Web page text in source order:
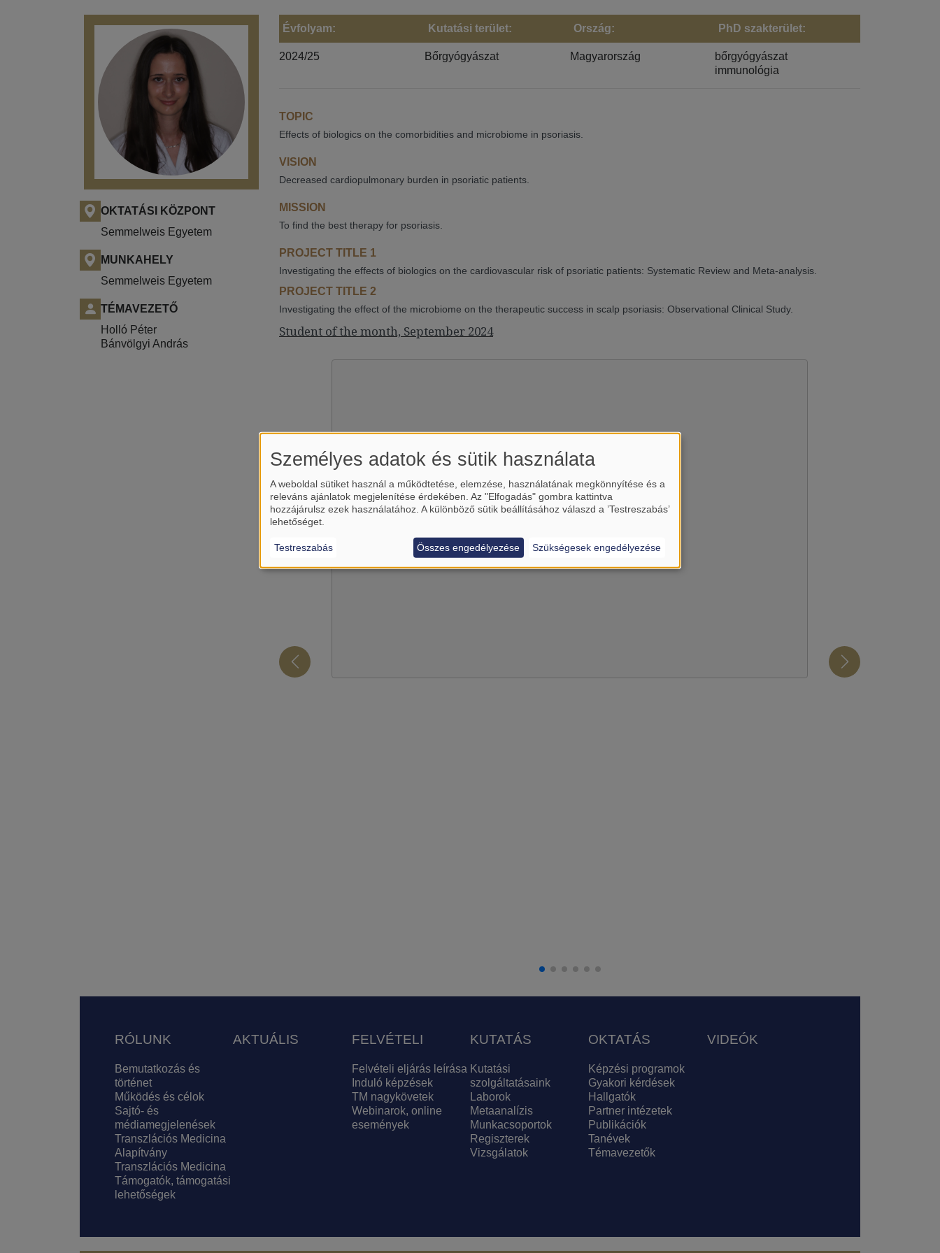
OKTATÁSI KÖZPONT
Semmelweis Egyetem
MUNKAHELY
Semmelweis Egyetem
TÉMAVEZETŐ
Holló Péter
Bánvölgyi András
Évfolyam:
2024/25
Kutatási terület:
Bőrgyógyászat
Ország:
Magyarország
PhD szakterület:
bőrgyógyászat
immunológia
TOPIC
Effects of biologics on the comorbidities and microbiome in psoriasis.
VISION
Decreased cardiopulmonary burden in psoriatic patients.
MISSION
To find the best therapy for psoriasis.
PROJECT TITLE 1
Investigating the effects of biologics on the cardiovascular risk of psoriatic patients: Systematic Review and Meta-analysis.
PROJECT TITLE 2
Investigating the effect of the microbiome on the therapeutic success in scalp psoriasis: Observational Clinical Study.
Student of the month, September 2024
Betölti a(z) YouTubekülső tartalmát?
Manage privacy settings
Lábléc
RÓLUNK
Bemutatkozás és
történet
Működés és célok
Sajtó- és
médiamegjelenések
Transzlációs Medicina
Alapítvány
Transzlációs Medicina
Támogatók, támogatási
lehetőségek
AKTUÁLIS FELVÉTELI
Felvételi eljárás leírása
Induló képzések
TM nagykövetek
Webinarok, online
események
KUTATÁS
Kutatási
szolgáltatásaink
Laborok
Metaanalízis
Munkacsoportok
Regiszterek
Vizsgálatok
OKTATÁS
Képzési programok
Gyakori kérdések
Hallgatók
Partner intézetek
Publikációk
Tanévek
Témavezetők
VIDEÓK
Személyes adatok és sütik használata
A weboldal sütiket használ a működtetése, elemzése, használatának megkönnyítése és a
releváns ajánlatok megjelenítése érdekében. Az "Elfogadás" gombra kattintva
hozzájárulsz ezek használatához. A különböző sütik beállításához válaszd a ’Testreszabás’
lehetőséget.
Testreszabás Szükségesek engedélyezése
Összes engedélyezése